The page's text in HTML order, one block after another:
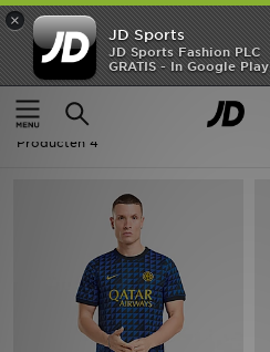
×
JD Sports
JD Sports Fashion PLC
GRATIS - In Google Play
Thuis
Voetbal - Inter Milan
Voetbal - Inter Milan
Producten 4
Home
Offers
New In
Collecties